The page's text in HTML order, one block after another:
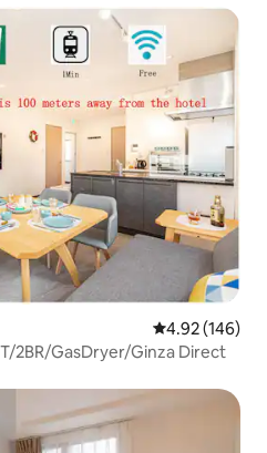
★ゴミを外
大ゴミがあ
い。 ★長期
）。 4.部屋
ウト時間
ください。
。 ★20時以
English, Chinese
4.92 out of 5
4.92 (146)
2BR/GasDryer/Ginza Direct